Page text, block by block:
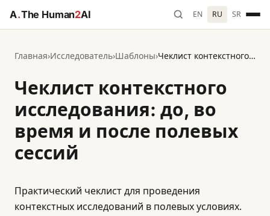
A.The Human2AI EN RU SR
Главная›Исследователь›Шаблоны› Чеклист контекстного исследования: до, во время и после полевых сессий
Чеклист контекстного
исследования: до, во
время и после полевых
сессий
Практический чеклист для проведения
контекстных исследований в полевых условиях.